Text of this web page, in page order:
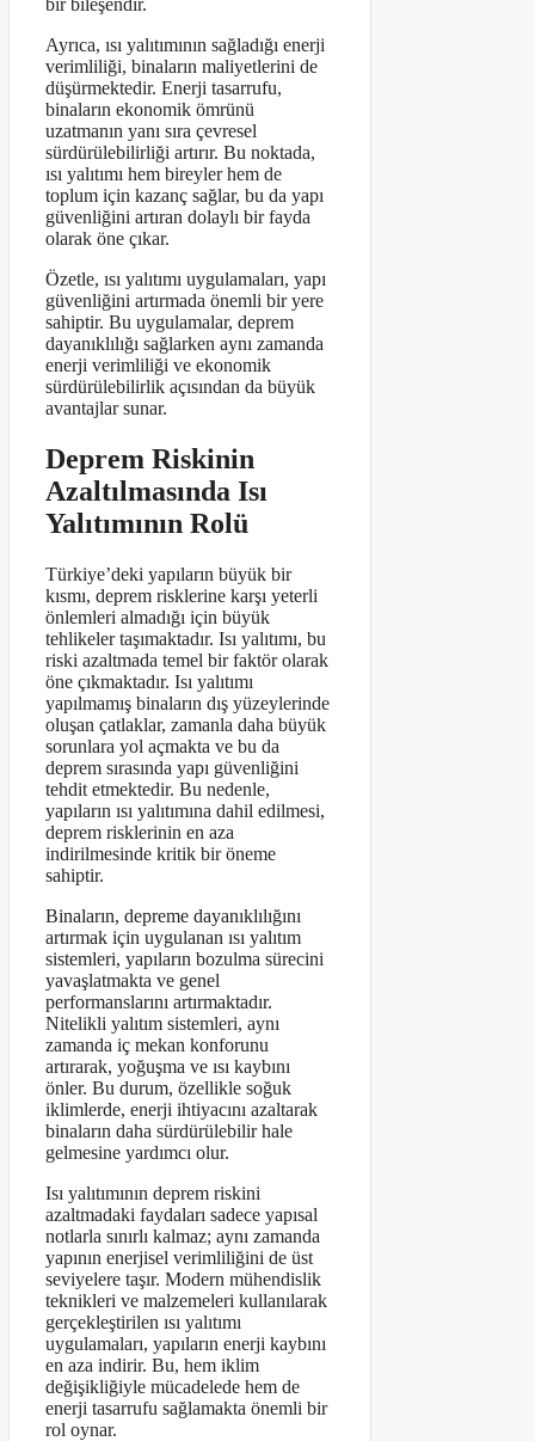
Ayrıca, ısı yalıtımının sağladığı enerji
verimliliği, binaların maliyetlerini de
düşürmektedir. Enerji tasarrufu,
binaların ekonomik ömrünü
uzatmanın yanı sıra çevresel
sürdürülebilirliği artırır. Bu noktada,
ısı yalıtımı hem bireyler hem de
toplum için kazanç sağlar, bu da yapı
güvenliğini artıran dolaylı bir fayda
olarak öne çıkar.
Özetle, ısı yalıtımı uygulamaları, yapı
güvenliğini artırmada önemli bir yere
sahiptir. Bu uygulamalar, deprem
dayanıklılığı sağlarken aynı zamanda
enerji verimliliği ve ekonomik
sürdürülebilirlik açısından da büyük
avantajlar sunar.
Deprem Riskinin
Azaltılmasında Isı
Yalıtımının Rolü
Türkiye’deki yapıların büyük bir
kısmı, deprem risklerine karşı yeterli
önlemleri almadığı için büyük
tehlikeler taşımaktadır. Isı yalıtımı, bu
riski azaltmada temel bir faktör olarak
öne çıkmaktadır. Isı yalıtımı
yapılmamış binaların dış yüzeylerinde
oluşan çatlaklar, zamanla daha büyük
sorunlara yol açmakta ve bu da
deprem sırasında yapı güvenliğini
tehdit etmektedir. Bu nedenle,
yapıların ısı yalıtımına dahil edilmesi,
deprem risklerinin en aza
indirilmesinde kritik bir öneme
sahiptir.
Binaların, depreme dayanıklılığını
artırmak için uygulanan ısı yalıtım
sistemleri, yapıların bozulma sürecini
yavaşlatmakta ve genel
performanslarını artırmaktadır.
Nitelikli yalıtım sistemleri, aynı
zamanda iç mekan konforunu
artırarak, yoğuşma ve ısı kaybını
önler. Bu durum, özellikle soğuk
iklimlerde, enerji ihtiyacını azaltarak
binaların daha sürdürülebilir hale
gelmesine yardımcı olur.
Isı yalıtımının deprem riskini
azaltmadaki faydaları sadece yapısal
notlarla sınırlı kalmaz; aynı zamanda
yapının enerjisel verimliliğini de üst
seviyelere taşır. Modern mühendislik
teknikleri ve malzemeleri kullanılarak
gerçekleştirilen ısı yalıtımı
uygulamaları, yapıların enerji kaybını
en aza indirir. Bu, hem iklim
değişikliğiyle mücadelede hem de
enerji tasarrufu sağlamakta önemli bir
rol oynar.